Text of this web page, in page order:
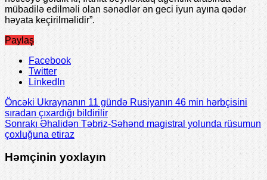
mübadilə edilməli olan sənədlər ən geci iyun ayına qədər
həyata keçirilməlidir”.
Paylaş
Facebook
Twitter
LinkedIn
ÖncəkiUkraynanın 11 gündə Rusiyanın 46 min hərbçisini
sıradan çıxardığı bildirilir
Sonrakı Əhalidən Təbriz-Səhənd magistral yolunda rüsumun
çoxluğuna etiraz
Həmçinin yoxlayın